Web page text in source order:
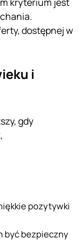
dostępnej w
i
gdy
pozytywki
być bezpieczny